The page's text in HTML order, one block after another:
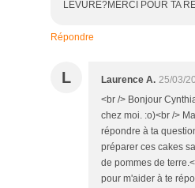
LEVURE?MERCI POUR TA
Répondre
L Laurence A. 25/03/
<br /> Bonjour
chez moi. :o)<br />
répondre à ta
préparer ces cakes
de pommes de
pour m'aider à te